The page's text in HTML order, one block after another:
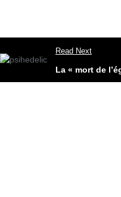
Read Next
La « mort de